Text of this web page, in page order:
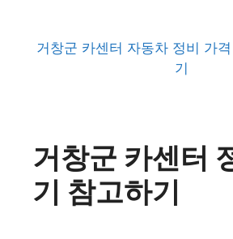
거창군 카센터 자동차 정비 가
기
거창군 카센터
기 참고하기